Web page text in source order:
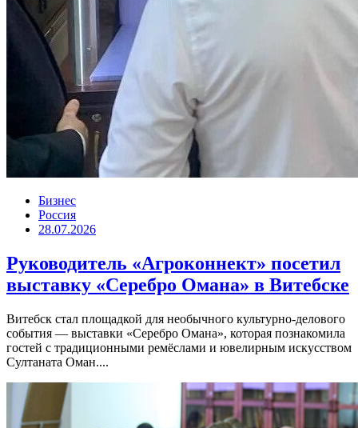
Бизнес
Россия
28.07.2026
Руководитель «Агроконнект» посетил
выставку «Серебро Омана» в Витебске
Витебск стал площадкой для необычного культурно-делового
события — выставки «Серебро Омана», которая познакомила
гостей с традиционными ремёслами и ювелирным искусством
Султаната Оман....